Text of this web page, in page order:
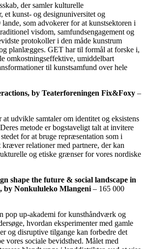
der samler kulturelle
et kunst- og designuniversitet og
som advokerer for at kunstsektoren i
visdom, samfundsengagement og
protokoller i den måde kunstrum
planlægges. GET har til formål at forske i,
omkostningseffektive, umiddelbart
til kunstsamfund over hele
by Teaterforeningen Fix&Foxy –
udvikle samtaler om identitet og eksistens
metode er bogstaveligt talt at invitere
for at bruge repræsentation som i
kræver relationer med partnere, der kan
og etiske grænser for vores nordiske
shape the future & social landscape in
by Nonkululeko Mlangeni – 165 000
pop up-akademi for kunsthåndværk og
hvordan eksperimenter med gamle
og disruptive tilgange kan forbedre det
vores sociale bevidsthed. Målet med